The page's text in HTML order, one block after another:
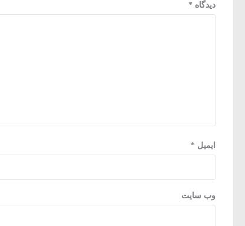
دیدگاه *
ایمیل*
وب‌ سایت